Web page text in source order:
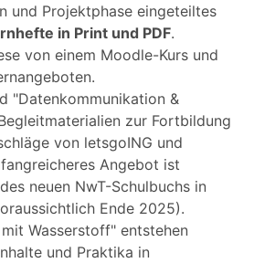
und Projektphase eingeteiltes
in Print und PDF.
von einem Moodle-Kurs und
"Datenkommunikation &
zur Fortbildung
von letsgoING und
Angebot ist
neuen NwT-Schulbuchs in
Ende 2025).
Wasserstoff" entstehen
und Praktika in